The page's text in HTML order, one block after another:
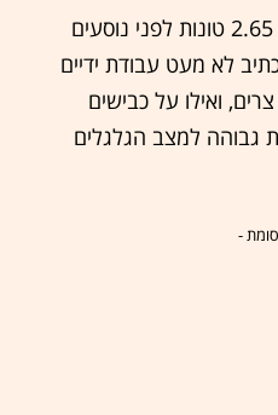
הליריק הוא רכב גדול, ששוקל 2.65 טונות לפני נוסעים
לא מעט עבודת ידיים
ואילו על כבישים
גבוהה למצב הגלגלים
-